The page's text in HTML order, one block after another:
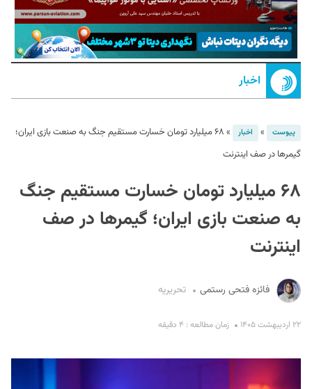
اخبار
پیوست » اخبار »
۶۸ میلیارد تومان خسارت مستقیم جنگ به صنعت بازی ایران؛
گیمرها در صف اینترنت
۶۸ میلیارد تومان خسارت مستقیم جنگ
به صنعت بازی ایران؛ گیمرها در صف
اینترنت
فائزه فتحی رستمی تحریریه
۲۲ اردیبهشت ۱۴۰۵ زمان مطالعه : ۴ دقیقه